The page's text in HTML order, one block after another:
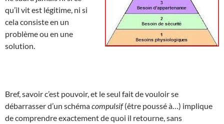
qu’il vit est légitime, ni si
cela consiste en un
problème ou en une
solution.
Bref, savoir c’est pouvoir, et le seul fait de vouloir se
débarrasser d’un schémacompulsif(être poussé à…) implique
de comprendre exactement de quoi il retourne, sans